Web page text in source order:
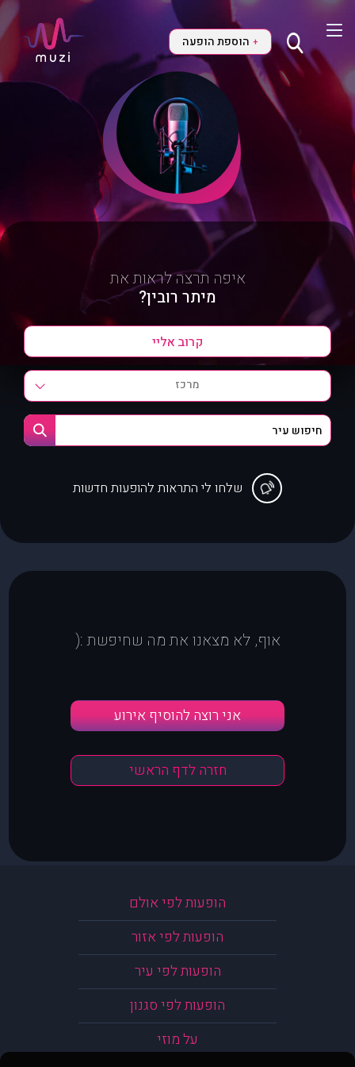
+ הוספת הופעה
איפה תרצה לראות את
מיתר רובין?
מרכז
שלחו לי התראות להופעות חדשות
אוף, לא מצאנו את מה שחיפשת :(
אני רוצה להוסיף אירוע
חזרה לדף הראשי
הופעות לפי אולם
הופעות לפי אזור
הופעות לפי עיר
הופעות לפי סגנון
על מוזי